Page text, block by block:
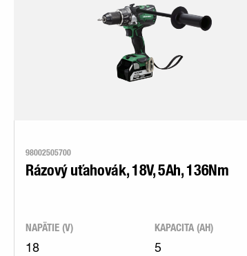
98002505700
Rázový uťahovák, 18V, 5Ah, 136Nm
NAPÄTIE (V)
18
KAPACITA (AH)
5